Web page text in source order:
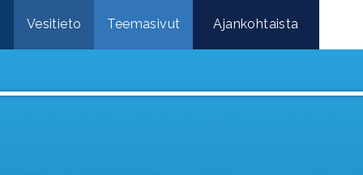
Vesitieto Teemasivut Ajankohtaista